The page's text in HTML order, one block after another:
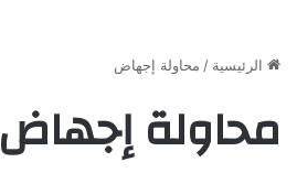
الرئيسية / محاولة إجهاض
محاولة إجهاض